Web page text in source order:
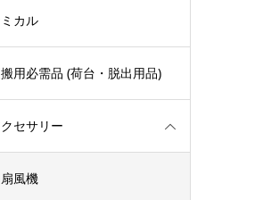
カル
用必需品 (荷台・脱出用品)
セサリー
扇風機